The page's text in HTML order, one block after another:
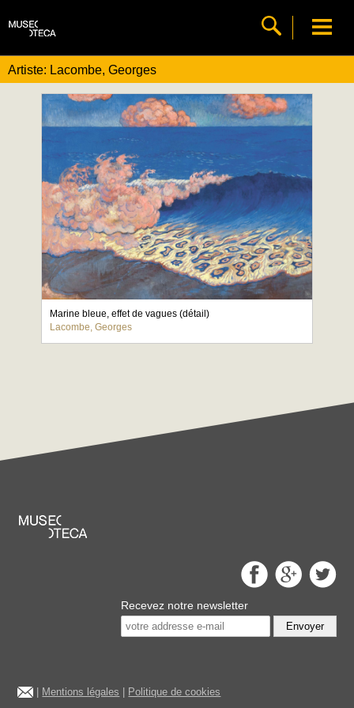
Artiste: Lacombe, Georges
Marine bleue, effet de vagues (détail)
Lacombe, Georges
Recevez notre newsletter
Envoyer
Mentions légales Politique de cookies